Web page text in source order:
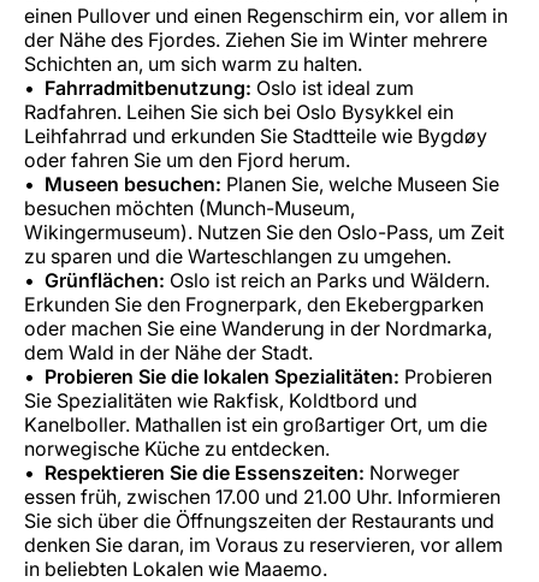
einen Pullover und einen Regenschirm ein, vor allem in
der Nähe des Fjordes. Ziehen Sie im Winter mehrere
Schichten an, um sich warm zu halten.
Fahrradmitbenutzung: Oslo ist ideal zum
Radfahren. Leihen Sie sich bei Oslo Bysykkel ein
Leihfahrrad und erkunden Sie Stadtteile wie Bygdøy
oder fahren Sie um den Fjord herum.
Museen besuchen: Planen Sie, welche Museen Sie
besuchen möchten (Munch-Museum,
Wikingermuseum). Nutzen Sie den Oslo-Pass, um Zeit
zu sparen und die Warteschlangen zu umgehen.
Grünflächen: Oslo ist reich an Parks und Wäldern.
Erkunden Sie den Frognerpark, den Ekebergparken
oder machen Sie eine Wanderung in der Nordmarka,
dem Wald in der Nähe der Stadt.
Probieren Sie die lokalen Spezialitäten: Probieren
Sie Spezialitäten wie Rakfisk, Koldtbord und
Kanelboller. Mathallen ist ein großartiger Ort, um die
norwegische Küche zu entdecken.
Respektieren Sie die Essenszeiten: Norweger
essen früh, zwischen 17.00 und 21.00 Uhr. Informieren
Sie sich über die Öffnungszeiten der Restaurants und
denken Sie daran, im Voraus zu reservieren, vor allem
in beliebten Lokalen wie Maaemo.